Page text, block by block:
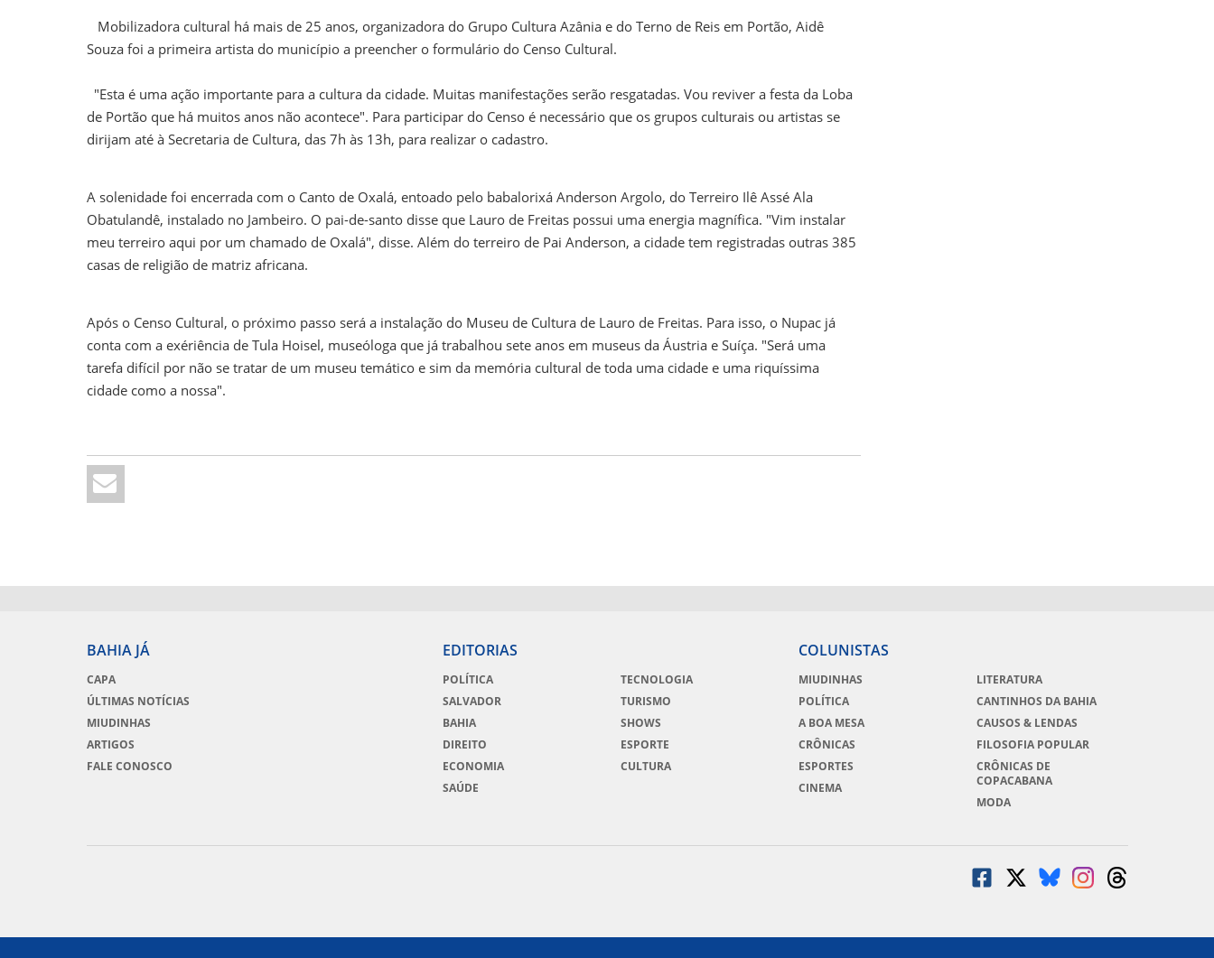
Mobilizadora cultural há mais de 25 anos, organizadora do Grupo Cultura Azânia e do Terno de Reis em Portão, Aidê
Souza foi a primeira artista do município a preencher o formulário do Censo Cultural.
"Esta é uma ação importante para a cultura da cidade. Muitas manifestações serão resgatadas. Vou reviver a festa da Loba
de Portão que há muitos anos não acontece". Para participar do Censo é necessário que os grupos culturais ou artistas se
dirijam até à Secretaria de Cultura, das 7h às 13h, para realizar o cadastro.
A solenidade foi encerrada com o Canto de Oxalá, entoado pelo babalorixá Anderson Argolo, do Terreiro Ilê Assé Ala
Obatulandê, instalado no Jambeiro. O pai-de-santo disse que Lauro de Freitas possui uma energia magnífica. "Vim instalar
meu terreiro aqui por um chamado de Oxalá", disse. Além do terreiro de Pai Anderson, a cidade tem registradas outras 385
casas de religião de matriz africana.
Após o Censo Cultural, o próximo passo será a instalação do Museu de Cultura de Lauro de Freitas. Para isso, o Nupac já
conta com a exériência de Tula Hoisel, museóloga que já trabalhou sete anos em museus da Áustria e Suíça. "Será uma
tarefa difícil por não se tratar de um museu temático e sim da memória cultural de toda uma cidade e uma riquíssima
cidade como a nossa".
BAHIA JÁ
CAPA
ÚLTIMAS NOTÍCIAS
MIUDINHAS
ARTIGOS
FALE CONOSCO
EDITORIAS
POLÍTICA
SALVADOR
BAHIA
DIREITO
ECONOMIA
SAÚDE
TECNOLOGIA
TURISMO
SHOWS
ESPORTE
CULTURA
COLUNISTAS
MIUDINHAS
POLÍTICA
A BOA MESA
CRÔNICAS
ESPORTES
CINEMA
LITERATURA
CANTINHOS DA BAHIA
CAUSOS & LENDAS
FILOSOFIA POPULAR
CRÔNICAS DE
COPACABANA
MODA